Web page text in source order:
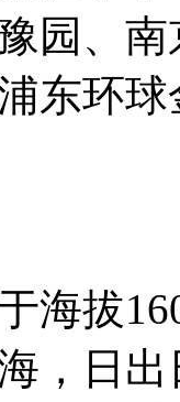
园、
东环
海拔
，日